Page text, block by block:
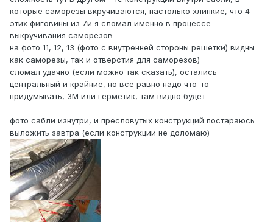
которые саморезы вкручиваются, настолько хлипкие, что 4
этих фиговины из 7и я сломал именно в процессе
выкручивания саморезов
на фото 11, 12, 13 (фото с внутренней стороны решетки) видны
как саморезы, так и отверстия для саморезов)
сломал удачно (если можно так сказать), остались
центральный и крайние, но все равно надо что-то
придумывать, 3М или герметик, там видно будет
фото сабли изнутри, и пресловутых конструкций постараюсь
выложить завтра (если конструкции не доломаю)